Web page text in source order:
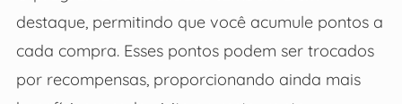
destaque, permitindo que você acumule pontos a
cada compra. Esses pontos podem ser trocados
por recompensas, proporcionando ainda mais